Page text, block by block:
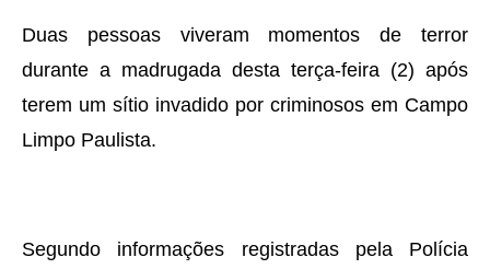
Duas pessoas viveram momentos de terror
durante a madrugada desta terça-feira (2) após
terem um sítio invadido por criminosos em Campo
Limpo Paulista.
Segundo informações registradas pela Polícia